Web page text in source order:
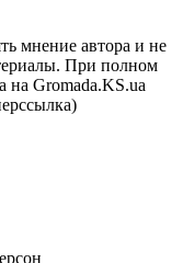
мнение автора и не
При полном
на Gromada.KS.ua